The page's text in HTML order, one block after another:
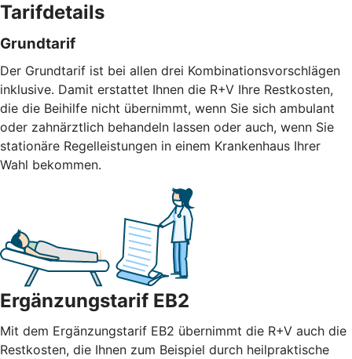
Tarifdetails
Grundtarif
Der Grundtarif ist bei allen drei Kombinationsvorschlägen
inklusive. Damit erstattet Ihnen die R+V Ihre Restkosten,
die die Beihilfe nicht übernimmt, wenn Sie sich ambulant
oder zahnärztlich behandeln lassen oder auch, wenn Sie
stationäre Regelleistungen in einem Krankenhaus Ihrer
Wahl bekommen.
Ergänzungstarif EB2
Mit dem Ergänzungstarif EB2 übernimmt die R+V auch die
Restkosten, die Ihnen zum Beispiel durch heilpraktische